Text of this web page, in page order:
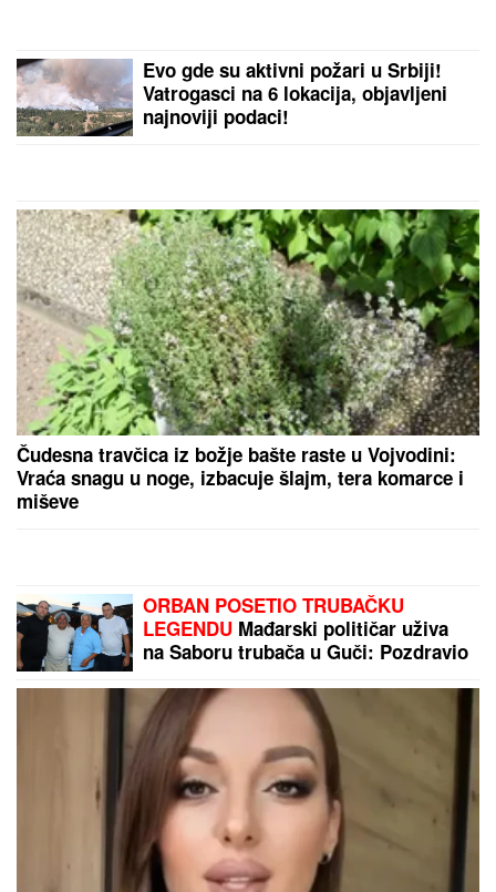
"KAD SAM SE OŽENIO IMAO SAM
LJUBAVNICU, IMAM JE I DANAS"
Pevač oženio koleginicu pa javno
priznao da je vara na svakom
koraku: "Skoro svi na estradi imaju
paralelne veze"
DOJURIO NA BICIKLI, PA PUCAO U
KUĆU SRPSKOG BIZNISMENA!Grk
Nemačkoj: "Meci su probili prozor
spavaće sobe"